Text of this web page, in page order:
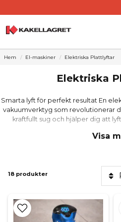
Hem El-maskiner Elektriska Plattlyftar
Elektriska
Smarta lyft för perfekt resultat En
vakuumverktyg som revolutionerar
kraftfullt sug och hjälper dig att
Att sätta kakel i ett badrum
jämnt, vilket minimerar risken för
bättre arbetsställning och kan
hela
Visa
18 produkter